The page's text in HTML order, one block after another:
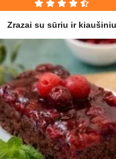
Zrazai su sūriu ir kiaušiniu